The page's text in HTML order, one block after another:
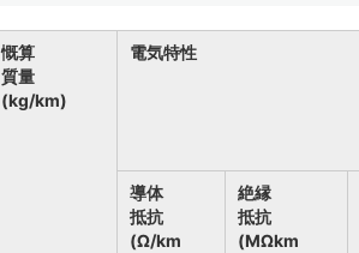
慨算
質量
(kg/km)
電気特性
導体
抵抗
(Ω/km
絶縁
抵抗
(MΩkm